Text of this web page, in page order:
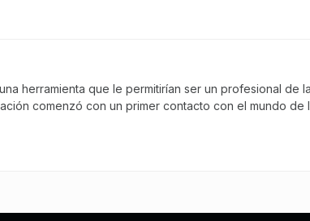
herramienta que le permitirían ser un profesional de la
comenzó con un primer contacto con el mundo de